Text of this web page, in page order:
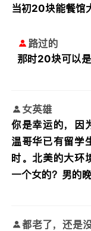
当初20块能餐馆
路过的
那时20块可以
女英雄
你是幸运的，因
温哥华已有留学
时。北美的大环
一个女的？男的
都老了，还是